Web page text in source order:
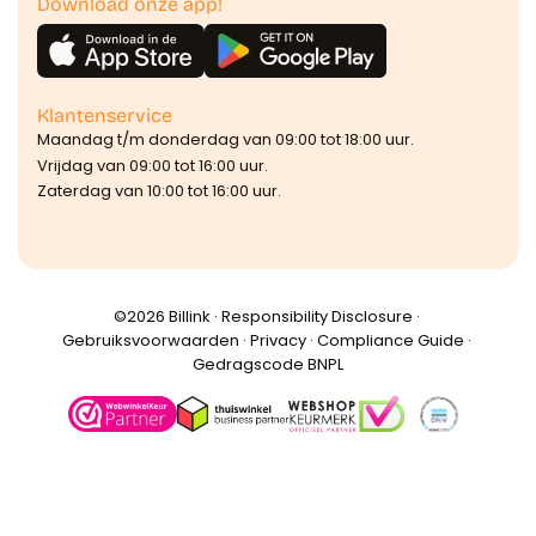
Klantenservice
Maandag t/m donderdag van 09:00 tot 18:00 uur.
Vrijdag van 09:00 tot 16:00 uur.
Zaterdag van 10:00 tot 16:00 uur.
©️2026 Billink · Responsibility Disclosure ·
Gebruiksvoorwaarden · Privacy· Compliance Guide ·
Gedragscode BNPL